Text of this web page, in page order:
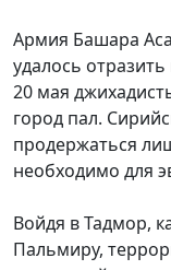
Армия Башара
удалось
20 мая
город пал.
продержаться
необходимо для
Войдя в Тадмор,
Пальмиру,